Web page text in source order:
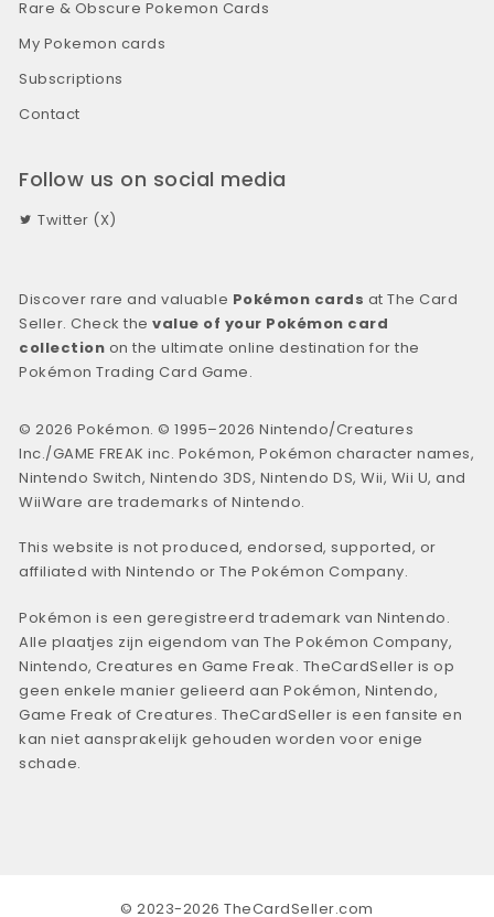
Rare & Obscure Pokemon Cards
My Pokemon cards
Subscriptions
Contact
Follow us on social media
Twitter (X)
Discover rare and valuable Pokémon cards at The Card
Seller. Check thevalue of your Pokémon card
collection on the ultimate online destination for the
Pokémon Trading Card Game.
© 2026 Pokémon. © 1995–2026 Nintendo/Creatures
Inc./GAME FREAK inc. Pokémon, Pokémon character names,
Nintendo Switch, Nintendo 3DS, Nintendo DS, Wii, Wii U, and
WiiWare are trademarks of Nintendo.
This website is not produced, endorsed, supported, or
affiliated with Nintendo or The Pokémon Company.
Pokémon is een geregistreerd trademark van Nintendo.
Alle plaatjes zijn eigendom van The Pokémon Company,
Nintendo, Creatures en Game Freak. TheCardSeller is op
geen enkele manier gelieerd aan Pokémon, Nintendo,
Game Freak of Creatures. TheCardSeller is een fansite en
kan niet aansprakelijk gehouden worden voor enige
schade.
© 2023-2026 TheCardSeller.com